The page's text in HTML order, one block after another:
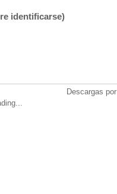
identificarse)
Descargas